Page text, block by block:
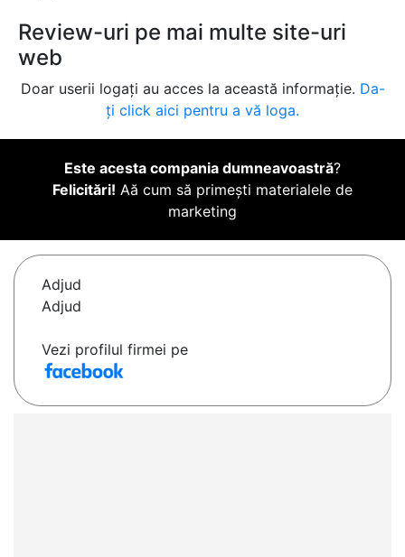
Review-uri pe mai multe site-uri
web
Doar userii logați au acces la această informație. Da-
ți click aici pentru a vă loga.
Este acesta compania dumneavoastră?
Felicitări! Aă cum să primești materialele de
marketing
Adjud
Adjud
Vezi profilul firmei pe